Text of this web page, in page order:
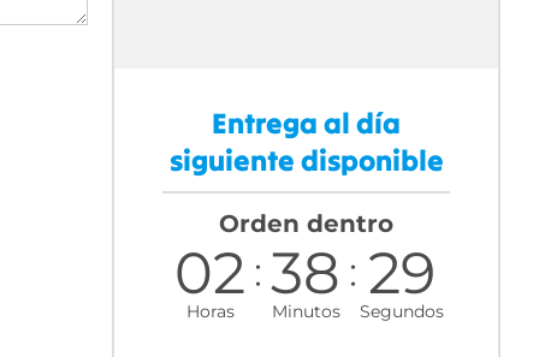
Entrega al día
siguiente disponible
Orden dentro
02
Horas
38
Minutos
28
Segundos